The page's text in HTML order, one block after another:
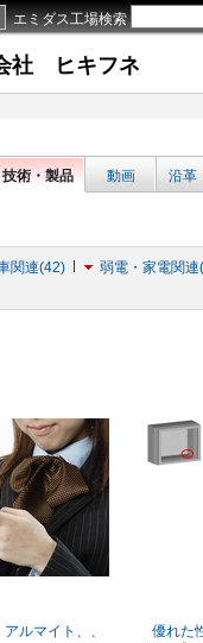
エミダス工場検索
社 ヒキフネ
技術・製品 動画 沿革
関連(42) 弱電・家電関連
ルマイト、、
優れた